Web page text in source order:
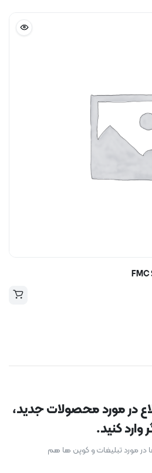
در مورد محصولات جدید،
وارد کنید.
در مورد تبلیغات و کوپن ها هم